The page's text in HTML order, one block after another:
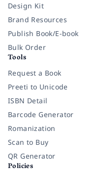
Design Kit
Brand Resources
Publish Book/E-book
Bulk Order
Tools
Request a Book
Preeti to Unicode
ISBN Detail
Barcode Generator
Romanization
Scan to Buy
QR Generator
Policies